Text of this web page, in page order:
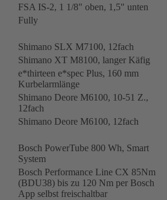
FSA IS-2, 1 1/8" oben, 1,5" unten
Fully
Shimano SLX M7100, 12fach
Shimano XT M8100, langer Käfig
e*thirteen e*spec Plus, 160 mm
Kurbelarmlänge
Shimano Deore M6100, 10-51 Z.,
12fach
Shimano Deore M6100, 12fach
Bosch PowerTube 800 Wh, Smart
System
Bosch Performance Line CX 85Nm
(BDU38) bis zu 120 Nm per Bosch
App selbst freischaltbar